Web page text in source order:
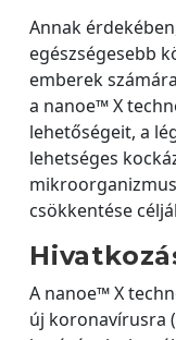
Annak
egészségesebb
emberek
a nanoe™ X
lehetőségeit, a
lehetséges
csökkentése
A nanoe™ X
új koronavírusra